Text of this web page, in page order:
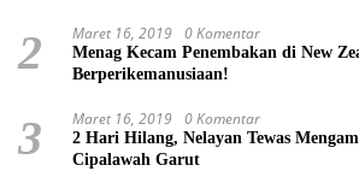
2 Maret 16, 2019 0 Komentar
Menag Kecam Penembakan di New
Berperikemanusiaan!
3 Maret 16, 2019 0 Komentar
2 Hari Hilang, Nelayan Tewas
Cipalawah Garut